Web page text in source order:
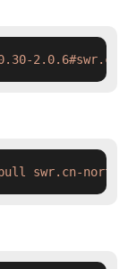
swr.cn-north-